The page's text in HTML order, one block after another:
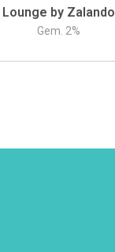
Lounge by Zalando
Gem. 2%